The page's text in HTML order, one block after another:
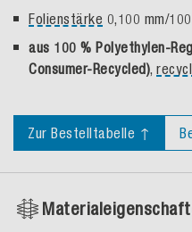
Folienstärke 0,100 mm/
aus 100 % Polyethylen-
Consumer-Recycled),
Zur Bestelltabelle ↑